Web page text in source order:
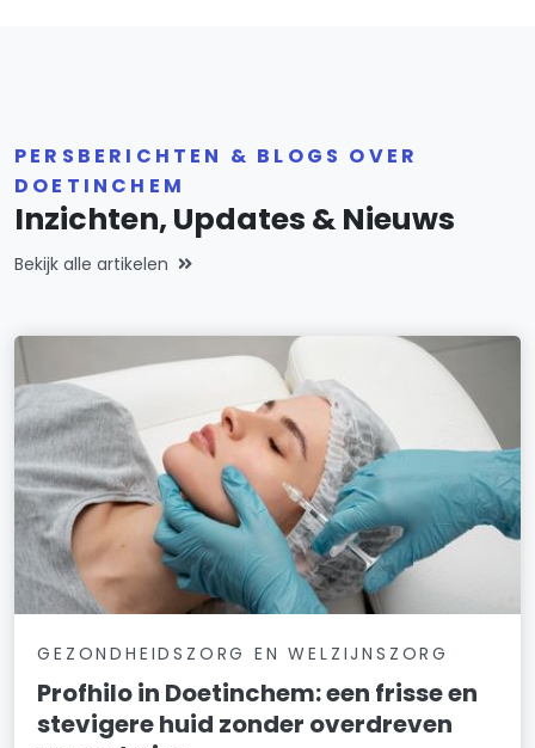
PERSBERICHTEN & BLOGS OVER
DOETINCHEM
Inzichten, Updates & Nieuws
Bekijk alle artikelen
GEZONDHEIDSZORG EN WELZIJNSZORG
Profhilo in Doetinchem: een frisse en
stevigere huid zonder overdreven